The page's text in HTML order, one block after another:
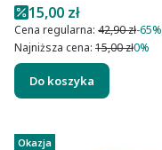
Cena promocyjna
15,00 zł
Cena regularna: 42,90 zł-65%
Najniższa cena: 15,00 zł0%
Do koszyka
Okazja